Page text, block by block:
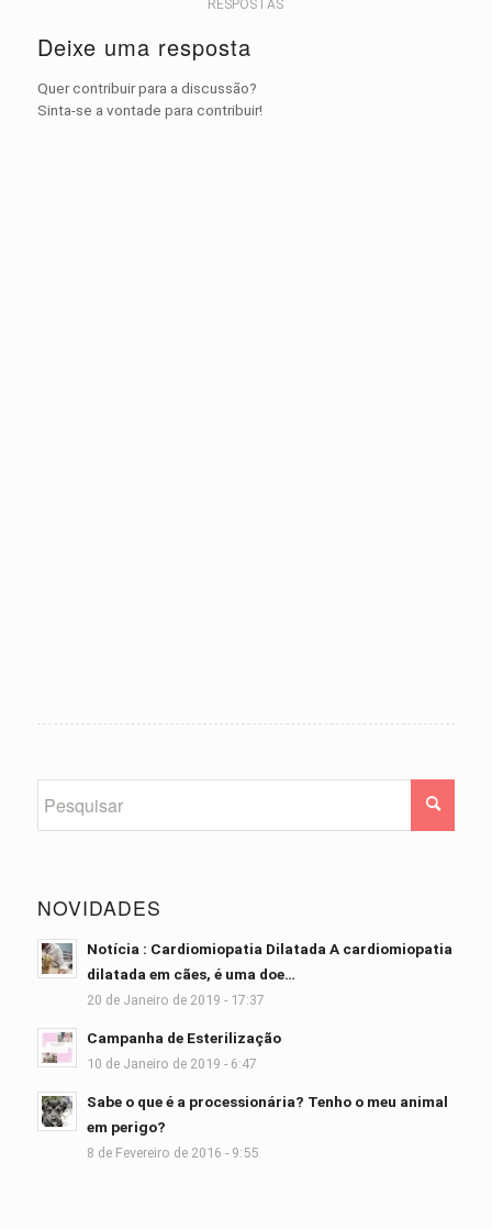
RESPOSTAS
Deixe uma resposta
Quer contribuir para a discussão?
Sinta-se a vontade para contribuir!
NOVIDADES
Notícia : Cardiomiopatia Dilatada A cardiomiopatia
dilatada em cães, é uma doe…
20 de Janeiro de 2019 - 17:37
Campanha de Esterilização
10 de Janeiro de 2019 - 6:47
Sabe o que é a processionária? Tenho o meu animal
em perigo?
8 de Fevereiro de 2016 - 9:55